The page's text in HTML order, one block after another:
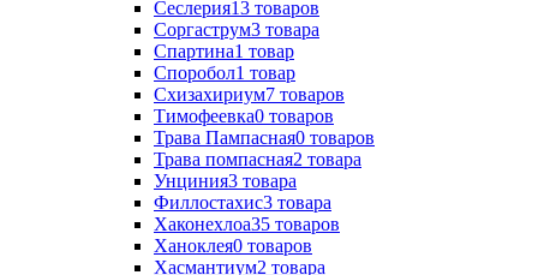
Сеслерия13 товаров
Соргаструм3 товара
Спартина1 товар
Споробол1 товар
Схизахириум7 товаров
Тимофеевка0 товаров
Трава Пампасная0 товаров
Трава помпасная2 товара
Унциния3 товара
Филлостахис3 товара
Хаконехлоа35 товаров
Ханоклея0 товаров
Хасмантиум2 товара